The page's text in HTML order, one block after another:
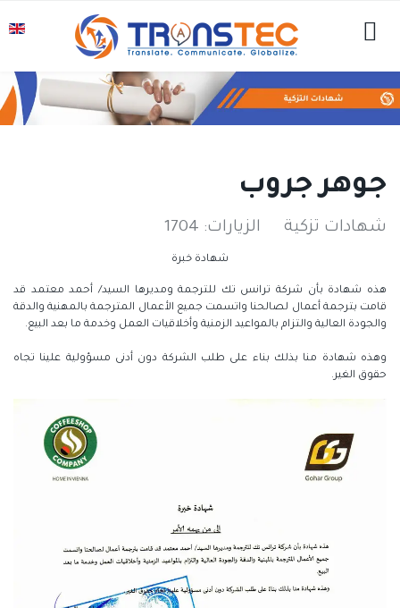
جوهر جروب
شهادات تزكية الزيارات: 1704
شهادة خبرة
هذه شهادة بأن شركة ترانس تك للترجمة ومديرها السيد/ أحمد معتمد قد
قامت بترجمة أعمال لصالحنا واتسمت جميع الأعمال المترجمة بالمهنية والدقة
والجودة العالية والتزام بالمواعيد الزمنية وأخلاقيات العمل وخدمة ما بعد البيع.
وهذه شهادة منا بذلك بناء على طلب الشركة دون أدنى مسؤولية علينا تجاه
حقوق الغير.